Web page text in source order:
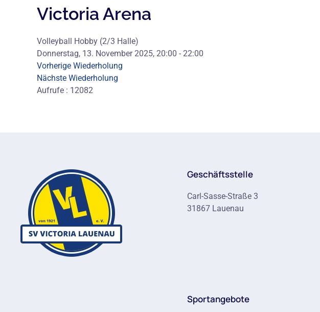
Victoria Arena
Volleyball Hobby (2/3 Halle)
Donnerstag, 13. November 2025, 20:00 - 22:00
Vorherige Wiederholung
Nächste Wiederholung
Aufrufe : 12082
Geschäftsstelle
Carl-Sasse-Straße 3
31867 Lauenau
Sportangebote